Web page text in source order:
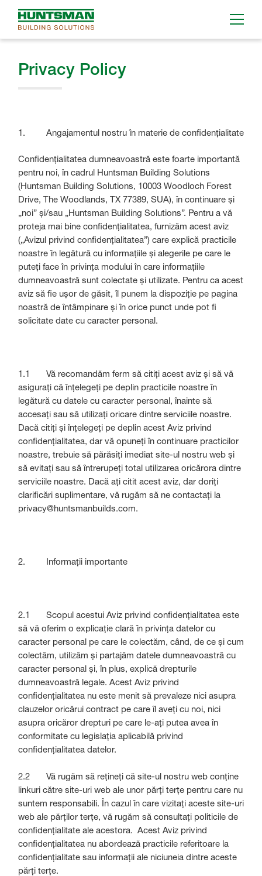
Privacy Policy
1. Angajamentul nostru în materie de confidențialitate
Confidențialitatea dumneavoastră este foarte importantă
pentru noi, în cadrul Huntsman Building Solutions
(Huntsman Building Solutions, 10003 Woodloch Forest
Drive, The Woodlands, TX 77389, SUA), în continuare și
„noi” și/sau „Huntsman Building Solutions”. Pentru a vă
proteja mai bine confidențialitatea, furnizăm acest aviz
(„Avizul privind confidențialitatea”) care explică practicile
noastre în legătură cu informațiile și alegerile pe care le
puteți face în privința modului în care informațiile
dumneavoastră sunt colectate și utilizate. Pentru ca acest
aviz să fie ușor de găsit, îl punem la dispoziție pe pagina
noastră de întâmpinare și în orice punct unde pot fi
solicitate date cu caracter personal.
1.1 Vă recomandăm ferm să citiți acest aviz și să vă
asigurați că înțelegeți pe deplin practicile noastre în
legătură cu datele cu caracter personal, înainte să
accesați sau să utilizați oricare dintre serviciile noastre.
Dacă citiți și înțelegeți pe deplin acest Aviz privind
confidențialitatea, dar vă opuneți în continuare practicilor
noastre, trebuie să părăsiți imediat site-ul nostru web și
să evitați sau să întrerupeți total utilizarea oricărora dintre
serviciile noastre. Dacă ați citit acest aviz, dar doriți
clarificări suplimentare, vă rugăm să ne contactați la
privacy@huntsmanbuilds.com.
2. Informații importante
2.1 Scopul acestui Aviz privind confidențialitatea este
să vă oferim o explicație clară în privința datelor cu
caracter personal pe care le colectăm, când, de ce și cum
colectăm, utilizăm și partajăm datele dumneavoastră cu
caracter personal și, în plus, explică drepturile
dumneavoastră legale. Acest Aviz privind
confidențialitatea nu este menit să prevaleze nici asupra
clauzelor oricărui contract pe care îl aveți cu noi, nici
asupra oricăror drepturi pe care le-ați putea avea în
conformitate cu legislația aplicabilă privind
confidențialitatea datelor.
2.2 Vă rugăm să rețineți că site-ul nostru web conține
linkuri către site-uri web ale unor părți terțe pentru care nu
suntem responsabili. În cazul în care vizitați aceste site-uri
web ale părților terțe, vă rugăm să consultați politicile de
confidențialitate ale acestora. Acest Aviz privind
confidențialitatea nu abordează practicile referitoare la
confidențialitate sau informații ale niciuneia dintre aceste
părți terțe.